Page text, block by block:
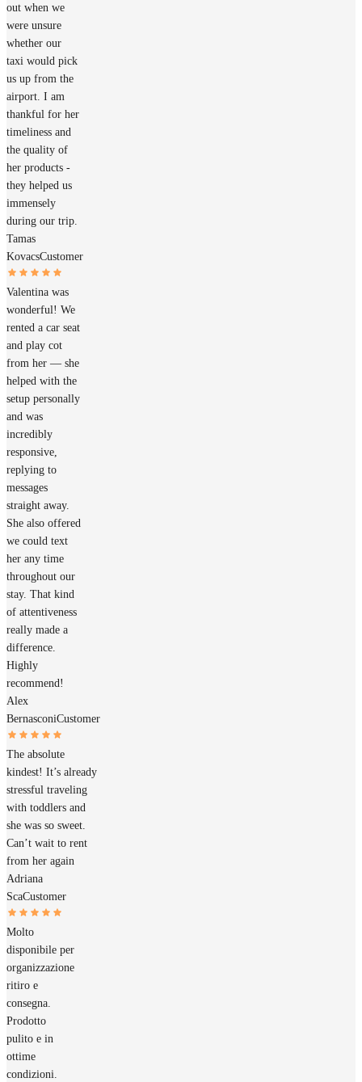
out when we
were unsure
whether our
taxi would pick
us up from the
airport. I am
thankful for her
timeliness and
the quality of
her products -
they helped us
immensely
during our trip.
Tamas
KovacsCustomer
Valentina was
wonderful! We
rented a car seat
and play cot
from her — she
helped with the
setup personally
and was
incredibly
responsive,
replying to
messages
straight away.
She also offered
we could text
her any time
throughout our
stay. That kind
of attentiveness
really made a
difference.
Highly
recommend!
Alex
BernasconiCustomer
The absolute
kindest! It’s already
stressful traveling
with toddlers and
she was so sweet.
Can’t wait to rent
from her again
Adriana
ScaCustomer
Molto
disponibile per
organizzazione
ritiro e
consegna.
Prodotto
pulito e in
ottime
condizioni.